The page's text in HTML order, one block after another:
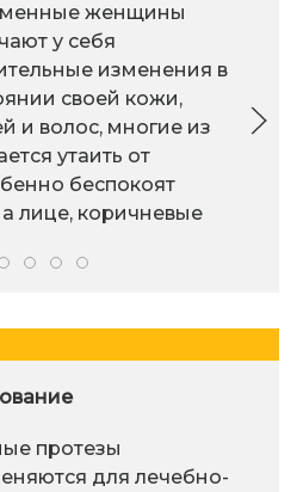
женщины
у себя
изменения в
своей кожи,
и волос, многие из
утаить от
беспокоят
лице, коричневые
протезы
для лечебно-